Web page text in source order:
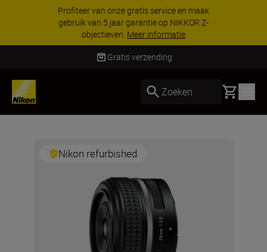
Profiteer van onze gratis service en maak
gebruik van 5 jaar garantie op NIKKOR Z-
objectieven. Meer informatie
Gratis verzending
Zoeken Basket
Nikon refurbished